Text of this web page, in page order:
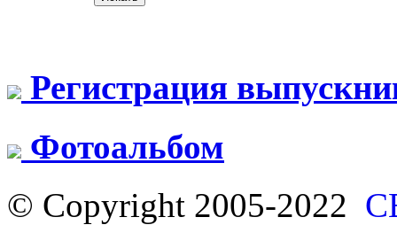
Регистрация
Фотоальбом
© Copyright 2005-2022